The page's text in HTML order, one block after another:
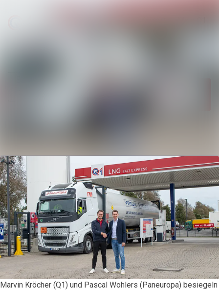
Marvin Kröcher (Q1) und Pascal Wohlers (Paneuropa) besiegeln